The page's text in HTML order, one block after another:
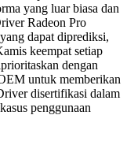
yang luar biasa dan
Radeon Pro
dapat diprediksi,
keempat setiap
dengan
untuk memberikan
disertifikasi dalam
penggunaan